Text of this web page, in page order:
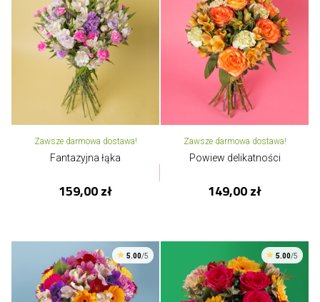
Zawsze darmowa dostawa!
Fantazyjna łąka
159,00 zł
Zawsze darmowa dostawa!
Powiew delikatności
149,00 zł
5.00/5 5.00/5